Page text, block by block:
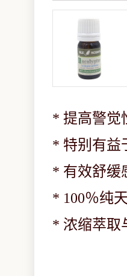
* 提高警觉
* 特别有益
* 有效舒缓
* 100％纯
* 浓缩萃取